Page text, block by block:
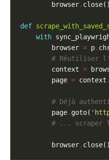
        browser
.
def
with
        browser
= p.
# Réutiliser
        context
=
        page
= context .
# Déjà
        page
. goto(
# ... scraper
        browser
.